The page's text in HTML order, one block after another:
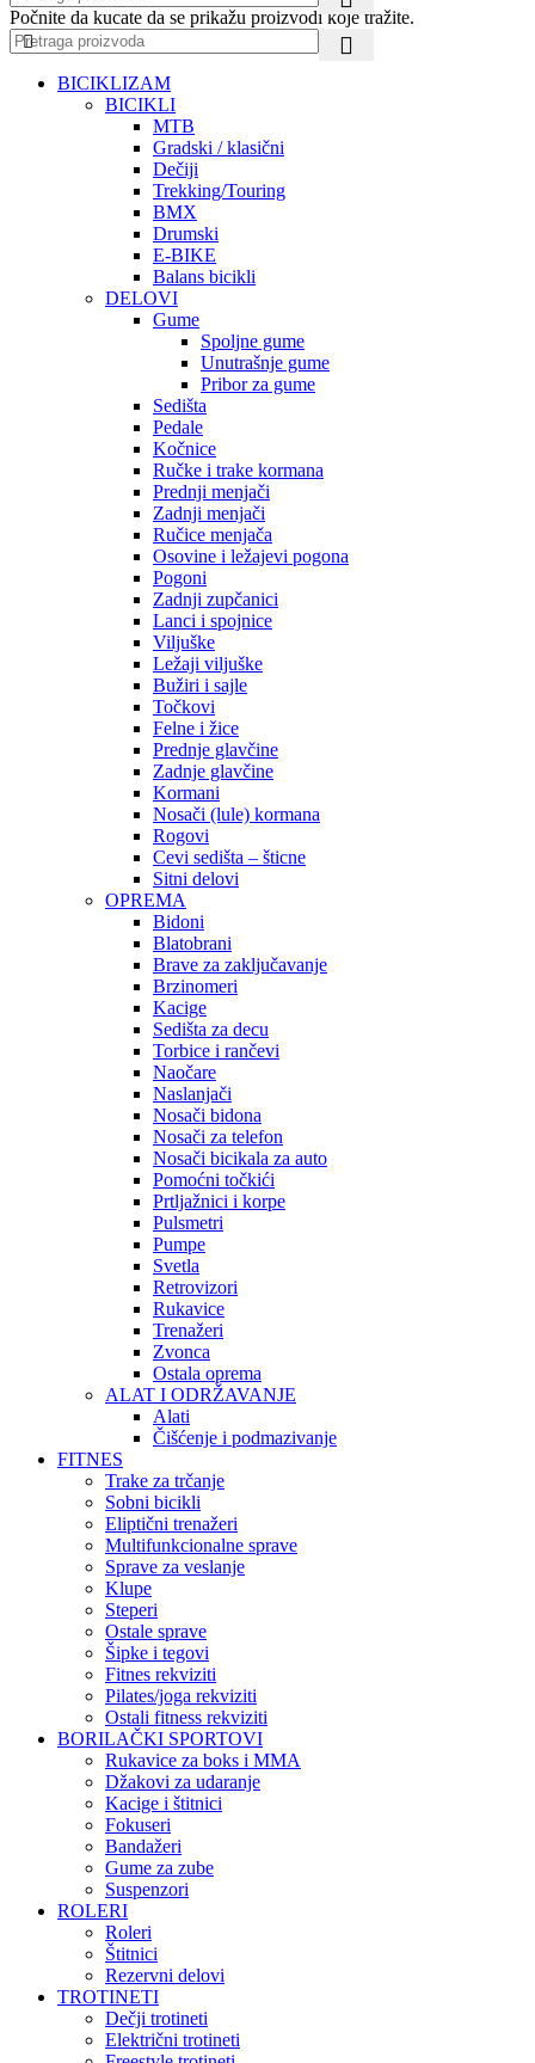
Počnite da kucate da se prikažu proizvodi koje tražite.
BICIKLIZAM
BICIKLI
MTB
Gradski / klasični
Dečiji
Trekking/Touring
BMX
Drumski
E-BIKE
Balans bicikli
DELOVI
Gume
Spoljne gume
Unutrašnje gume
Pribor za gume
Sedišta
Pedale
Kočnice
Ručke i trake kormana
Prednji menjači
Zadnji menjači
Ručice menjača
Osovine i ležajevi pogona
Pogoni
Zadnji zupčanici
Lanci i spojnice
Viljuške
Ležaji viljuške
Bužiri i sajle
Točkovi
Felne i žice
Prednje glavčine
Zadnje glavčine
Kormani
Nosači (lule) kormana
Rogovi
Cevi sedišta – šticne
Sitni delovi
OPREMA
Bidoni
Blatobrani
Brave za zaključavanje
Brzinomeri
Kacige
Sedišta za decu
Torbice i rančevi
Naočare
Naslanjači
Nosači bidona
Nosači za telefon
Nosači bicikala za auto
Pomoćni točkići
Prtljažnici i korpe
Pulsmetri
Pumpe
Svetla
Retrovizori
Rukavice
Trenažeri
Zvonca
Ostala oprema
ALAT I ODRŽAVANJE
Alati
Čišćenje i podmazivanje
FITNES
Trake za trčanje
Sobni bicikli
Eliptični trenažeri
Multifunkcionalne sprave
Sprave za veslanje
Klupe
Steperi
Ostale sprave
Šipke i tegovi
Fitnes rekviziti
Pilates/joga rekviziti
Ostali fitness rekviziti
BORILAČKI SPORTOVI
Rukavice za boks i MMA
Džakovi za udaranje
Kacige i štitnici
Fokuseri
Bandažeri
Gume za zube
Suspenzori
ROLERI
Roleri
Štitnici
Rezervni delovi
TROTINETI
Dečji trotineti
Električni trotineti